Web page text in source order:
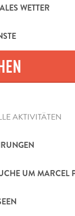
WETTER
AKTIVITÄTEN
UM MARCEL
einen
es eine
er
und eine